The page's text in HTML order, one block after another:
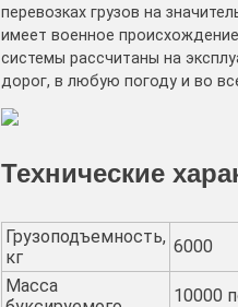
перевозках грузов на
имеет военное
системы рассчитаны на
дорог, в любую погоду и во
Технические
Грузоподъемность,
кг
6000
Масса
10000